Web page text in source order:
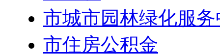
市城市园林绿化服
市住房公积金